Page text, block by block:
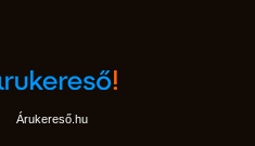
Árukereső.hu